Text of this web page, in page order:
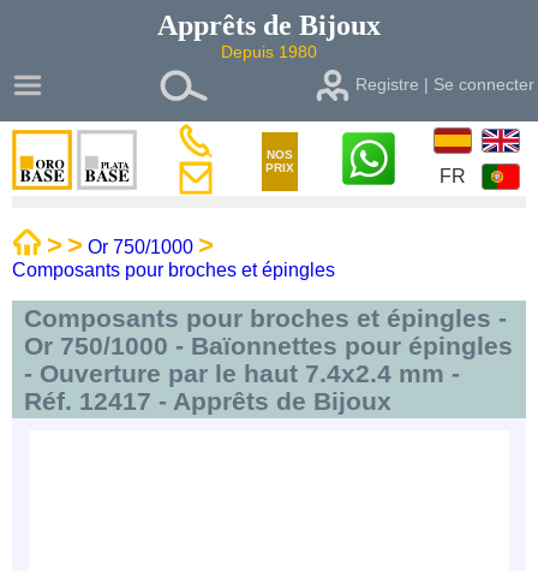
Apprêts de Bijoux
Depuis 1980
Registre | Se connecter
NOS
PRIX
FR
> > Or 750/1000 >
Composants pour broches et épingles
Composants pour broches et épingles -
Or 750/1000 - Baïonnettes pour épingles
- Ouverture par le haut 7.4x2.4 mm -
Réf. 12417 - Apprêts de Bijoux